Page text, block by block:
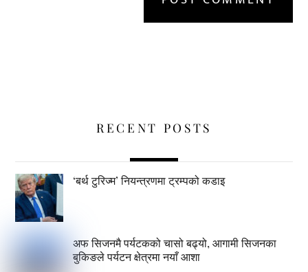
RECENT POSTS
‘बर्थ टुरिज्म’ नियन्त्रणमा ट्रम्पको कडाइ
अफ सिजनमै पर्यटकको चासो बढ्यो, आगामी सिजनका
बुकिङले पर्यटन क्षेत्रमा नयाँ आशा